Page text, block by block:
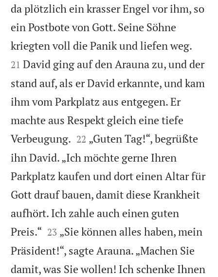
da plötzlich ein krasser Engel vor ihm, so
ein Postbote von Gott. Seine Söhne
kriegten voll die Panik und liefen weg.
21 David ging auf den Arauna zu, und der
stand auf, als er David erkannte, und kam
ihm vom Parkplatz aus entgegen. Er
machte aus Respekt gleich eine tiefe
Verbeugung. 

22 „Guten Tag!“, begrüßte
ihn David. „Ich möchte gerne Ihren
Parkplatz kaufen und dort einen Altar für
Gott drauf bauen, damit diese Krankheit
aufhört. Ich zahle auch einen guten
Preis.“ 

23 „Sie können alles haben, mein
Präsident!“, sagte Arauna. „Machen Sie
damit, was Sie wollen! Ich schenke Ihnen